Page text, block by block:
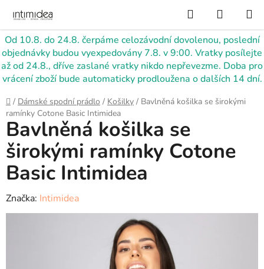
obsah
Od 10.8. do 24.8. čerpáme celozávodní dovolenou, poslední
objednávky budou vyexpedovány 7.8. v 9:00. Vratky posílejte
až od 24.8., dříve zaslané vratky nikdo nepřevezme. Doba pro
vrácení zboží bude automaticky prodloužena o dalších 14 dní.
Hledat
KOŠÍK
Domů
/ Dámské spodní prádlo / Košilky / Bavlněná košilka se širokými
ramínky Cotone Basic Intimidea
Bavlněná košilka se
širokými ramínky Cotone
Basic Intimidea
Značka: Intimidea